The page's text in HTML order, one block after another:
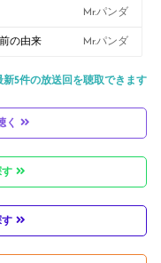
Mr.パンダ
の由来 Mr.パンダ
新5件の放送回を聴取できます
く
す